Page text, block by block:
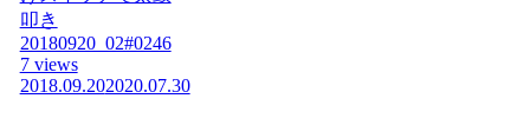
叩き
20180920_02#0246
7 views
2018.09.202020.07.30